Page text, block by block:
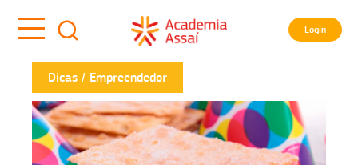
Login
Dicas Empreendedor